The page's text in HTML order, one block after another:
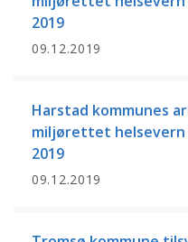
2019
09.12.2019
Harstad kommunes
miljørettet helsevern
2019
09.12.2019